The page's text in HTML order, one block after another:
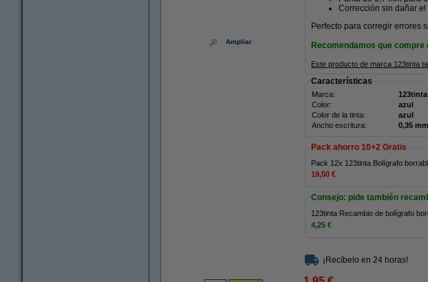
Ampliar
Corrección sin dañar
Perfecto para corregir errores
Recomendamos que
Este producto de marca 123tinta
Características
Marca: 123tinta
Color:
azul
Color de la tinta:
azul
Ancho escritura:
0,35 mm
Pack ahorro 10+2 Gratis
Pack 12x 123tinta Bolígrafo
19,50 €
Consejo: pide también
4,25 €
¡Recíbelo en 24 horas!